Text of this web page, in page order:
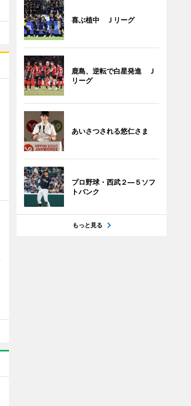
喜ぶ植中 Ｊリーグ
鹿島、逆転で白星発進 Ｊ
リーグ
あいさつされる悠仁さま
プロ野球・西武２―５ソフ
トバンク
もっと見る